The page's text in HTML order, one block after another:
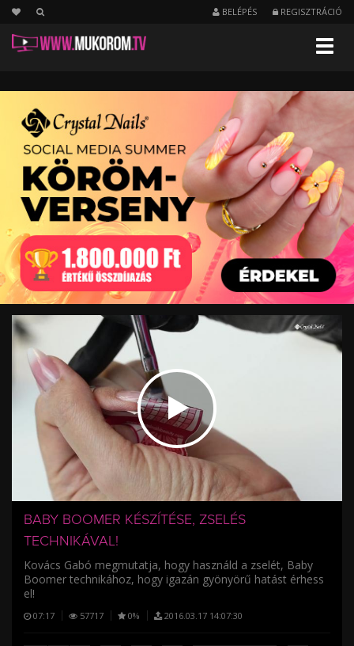
BELÉPÉS REGISZTRÁCIÓ
Menu
BABY BOOMER KÉSZÍTÉSE, ZSELÉS
TECHNIKÁVAL!
Kovács Gabó megmutatja, hogy használd a zselét, Baby
Boomer technikához, hogy igazán gyönyörű hatást érhess
el!
07:17 57717 0% 2016.03.17 14:07:30